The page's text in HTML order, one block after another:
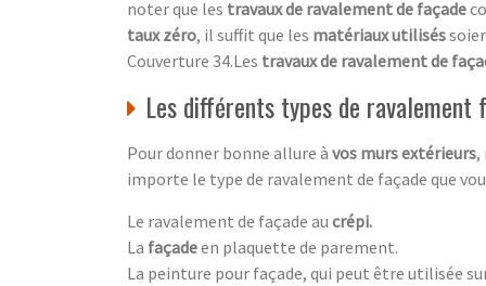
noter que les travaux de ravalement de façade
taux zéro, il suffit que les matériaux utilisés
Couverture 34.Les travaux de ravalement de
Les différents types de ravalement
Pour donner bonne allure à vos murs extérieurs,
importe le type de ravalement de façade que
Le ravalement de façade au crépi.
La façadeen plaquette de parement.
La peinture pour façade, qui peut être utilisée